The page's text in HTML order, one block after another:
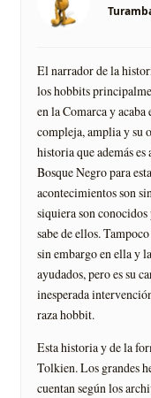
El narrador de la
los hobbits
en la Comarca y
compleja, amplia y su
historia que además
Bosque Negro para
acontecimientos son
siquiera son
sabe de ellos.
sin embargo en ella y
ayudados, pero es su
inesperada
raza hobbit.
Esta historia y de la
Tolkien. Los grandes
cuentan según los